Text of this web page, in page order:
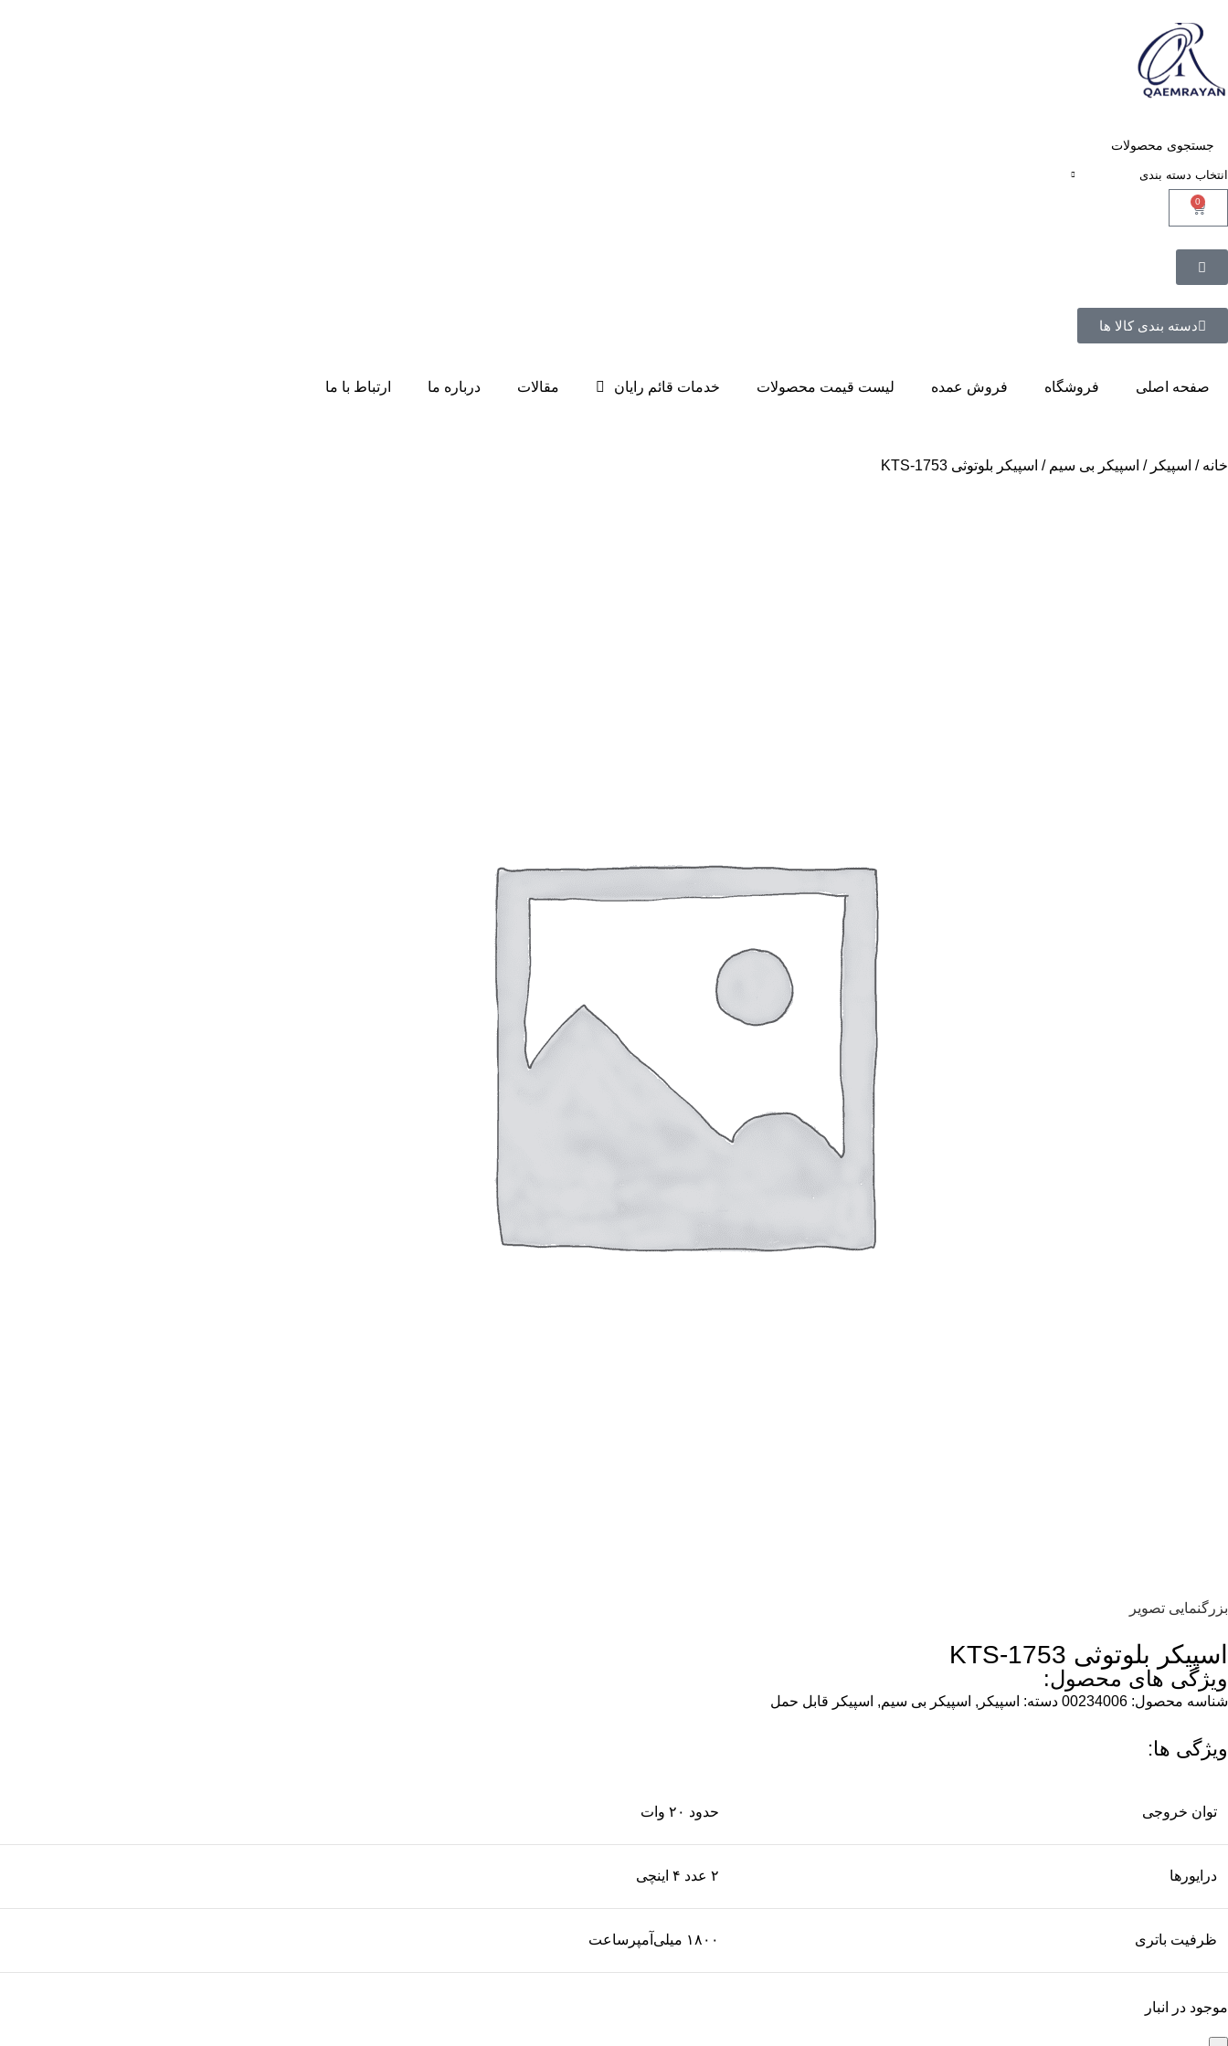
انتخاب دسته بندی
0
دسته بندی کالا ها
صفحه اصلی فروشگاه فروش عمده لیست قیمت محصولات خدمات قائم رایان مقالات درباره ما ارتباط با ما
خانه اسپیکر اسپیکر بی سیم اسپیکر بلوتوثی KTS-1753
بزرگنمایی تصویر
اسپیکر بلوتوثی KTS-1753
ویژگی های محصول:
شناسه محصول: 00234006 دسته: اسپیکر , اسپیکر بی سیم, اسپیکر قابل حمل
ویژگی ها:
توان خروجی حدود ۲۰ وات
درایورها ۲ عدد ۴ اینچی
ظرفیت باتری ۱۸۰۰ میلی‌آمپر‌ساعت
موجود در انبار